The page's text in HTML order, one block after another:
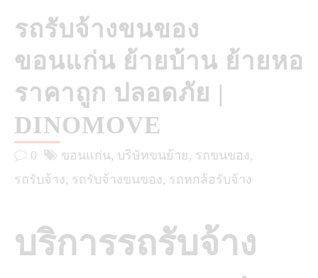
รถรับจ้างขนของ
ขอนแก่น ย้ายบ้าน ย้ายหอ
ราคาถูก ปลอดภัย |
DINOMOVE
0 ขอนแก่น บริษัทขนย้าย รถขนของ
รถรับจ้าง รถรับจ้างขนของ รถหกล้อรับจ้าง
บริการรถรับจ้าง